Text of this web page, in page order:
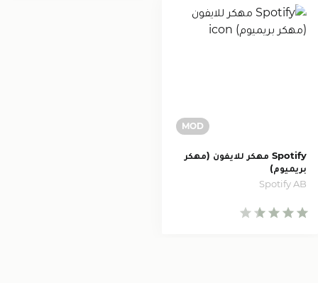
Spotify مهكر للايفون (مهكر
بريميوم)
Spotify AB